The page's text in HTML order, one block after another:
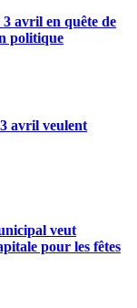
avril en quête de
politique
avril veulent
veut
pour les fêtes